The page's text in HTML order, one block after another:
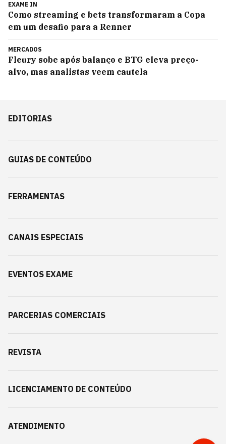
EXAME IN
Como streaming e bets transformaram a Copa
em um desafio para a Renner
MERCADOS
Fleury sobe após balanço e BTG eleva preço-
alvo, mas analistas veem cautela
EDITORIAS
GUIAS DE CONTEÚDO
FERRAMENTAS
CANAIS ESPECIAIS
EVENTOS EXAME
PARCERIAS COMERCIAIS
REVISTA
LICENCIAMENTO DE CONTEÚDO
ATENDIMENTO